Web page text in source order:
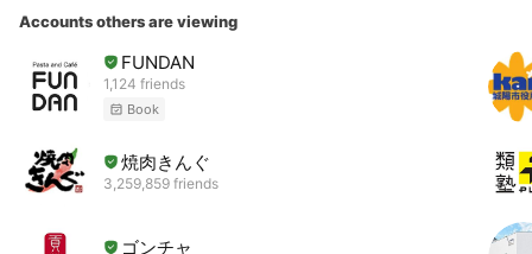
Accounts others are viewing
FUNDAN
1,124 friends
Book
焼肉きんぐ
3,259,859 friends
ゴンチャ